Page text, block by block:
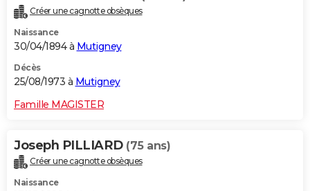
Créer une cagnotte obsèques
Naissance
30/04/1894 à Mutigney
Décès
25/08/1973 à Mutigney
Famille MAGISTER
Joseph PILLIARD (75 ans)
Créer une cagnotte obsèques
Naissance